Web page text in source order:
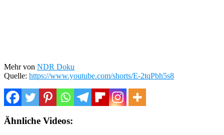
Mehr von NDR Doku
Quelle: https://www.youtube.com/shorts/E-2tqPbh5s8
Ähnliche Videos: